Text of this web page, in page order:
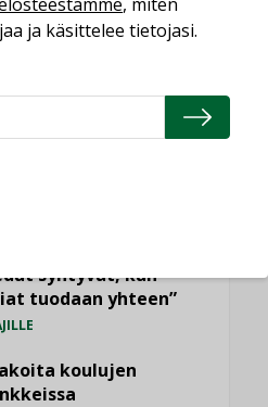
yrityskaupasta:
kumppaneita, jotka
syntyvät, kun
tuodaan yhteen”
koulujen
ja käsittelee tietojasi.